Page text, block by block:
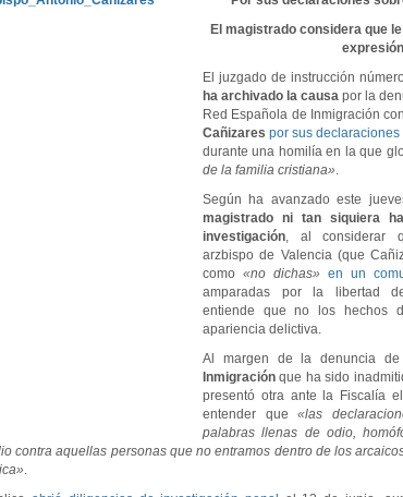
El magistrado considera que
expresión
El juzgado de instrucción
ha archivado la causa por la
Red Española de Inmigración
Cañizares por sus declaraciones
durante una homilía en la que
de la familia cristiana».
Según ha avanzado este
magistrado ni tan siquiera
investigación, al considerar
arzbispo de Valencia (que
como «no dichas» en un
amparadas por la libertad
entiende que no los hechos
apariencia delictiva.
Al margen de la denuncia
Inmigración que ha sido
presentó otra ante la Fiscalía
entender que «las
palabras llenas de odio,
contra aquellas personas que no entramos dentro de los
.